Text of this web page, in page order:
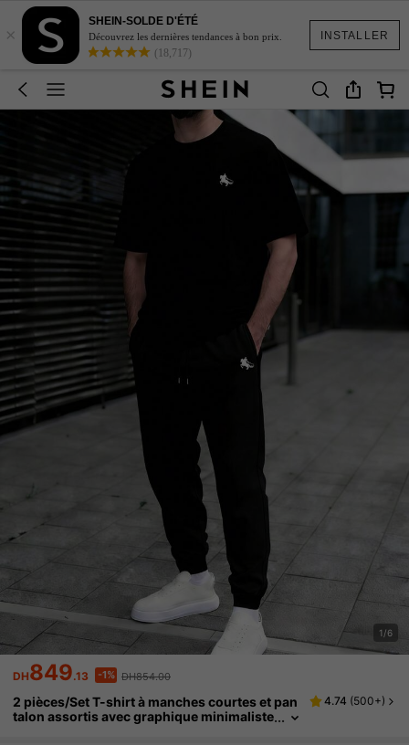
INSTALLER
×
SHEIN-SOLDE D'ÉTÉ
Découvrez les dernières tendances à bon prix.
(18,717)
1/6
DH849.13 -1% DH854.00
2 pièces/Set T-shirt à manches courtes et pan
talon assortis avec graphique minimaliste
4.74 (500+)